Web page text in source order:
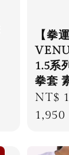
【拳
1.5系
拳套
price
NT$
1,950